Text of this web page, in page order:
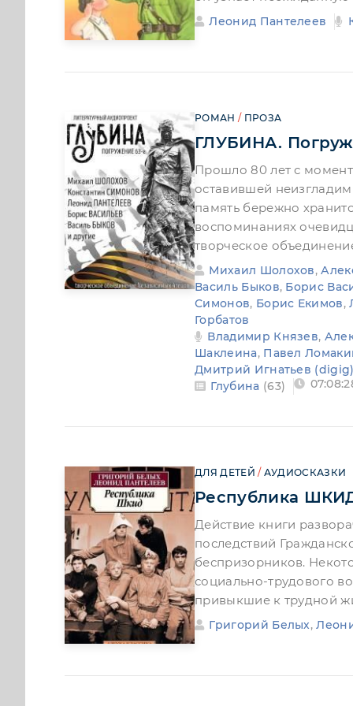
Леонид Пантелеев
РОМАН / ПРОЗА
ГЛУБИНА.
Прошло 80 лет с
оставившей
память бережно
воспоминаниях очевидцев и,
творческое
Михаил Шолохов,
Василь Быков, Борис
Симонов, Борис Екимов,
Горбатов
Владимир Князев,
Шаклеина, Павел
Дмитрий Игнатьев
Глубина (63)
ДЛЯ ДЕТЕЙ / АУДИОСКАЗКИ
Республика
Действие книги
последствий
беспризорников.
социально-трудового
привыкшие к трудной
Григорий Белых,